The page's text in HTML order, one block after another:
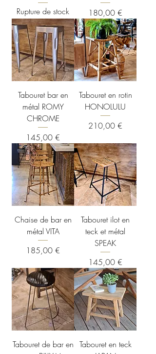
Rupture de stock
Prix
180,00 €
Tabouret bar en
métal ROMY
CHROME
Prix
145,00 €
Tabouret en rotin
HONOLULU
Prix
210,00 €
Chaise de bar en
métal VITA
Prix
185,00 €
Tabouret ilot en
teck et métal
SPEAK
Prix
145,00 €
Tabouret de bar en Tabouret en teck